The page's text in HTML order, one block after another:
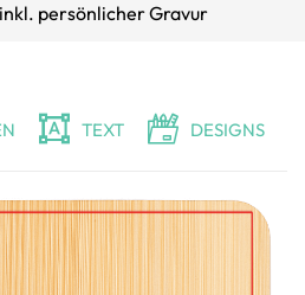
persönlicher Gravur
TEXT DESIGNS